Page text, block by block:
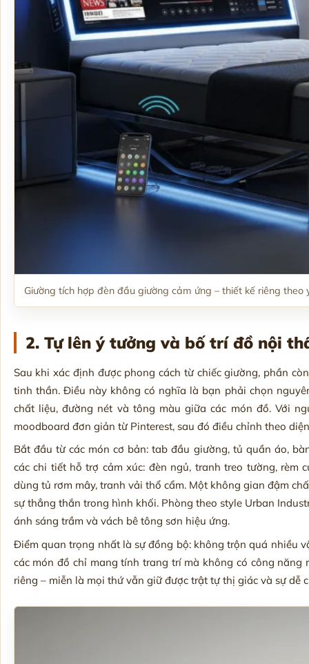
Giường tích hợp đèn đầu giường cảm ứng – thiết kế riêng theo
2. Tự lên ý tưởng và bố trí đồ nội
Sau khi xác định được phong cách từ chiếc giường, phần
tinh thần. Điều này không có nghĩa là bạn phải chọn
chất liệu, đường nét và tông màu giữa các món đồ. Với
moodboard đơn giản từ Pinterest, sau đó điều chỉnh theo
Bắt đầu từ các món cơ bản: tab đầu giường, tủ quần áo,
các chi tiết hỗ trợ cảm xúc: đèn ngủ, tranh treo tường, rèm
dùng tủ rơm mây, tranh vải thổ cẩm. Một không gian đậm
sự thẳng thắn trong hình khối. Phòng theo style Urban
ánh sáng trầm và vách bê tông sơn hiệu ứng.
Điểm quan trọng nhất là sự đồng bộ: không trộn quá nhiều
các món đồ chỉ mang tính trang trí mà không có công
riêng – miễn là mọi thứ vẫn giữ được trật tự thị giác và sự dễ